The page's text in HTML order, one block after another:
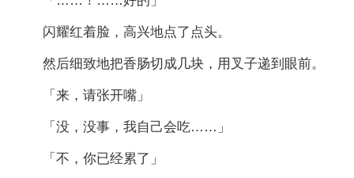
闪耀红着脸，高兴地点了点头。
然后细致地把香肠切成几块，用叉子递到眼前。
「来，请张开嘴」
「没，没事，我自己会吃……」
「不，你已经累了」